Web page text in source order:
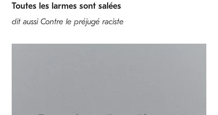
Toutes les larmes sont salées
dit aussi Contre le préjugé raciste